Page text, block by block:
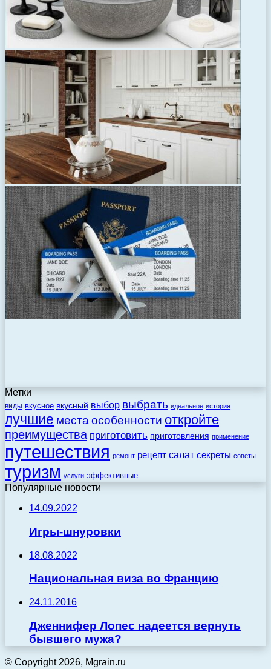
Метки
виды вкусное вкусный выбор выбрать идеальное история
лучшие места особенности откройте
преимущества приготовить приготовления применение
путешествия ремонт рецепт салат секреты советы
туризм услуги эффективные
Популярные новости
14.09.2022
Игры-шнуровки
18.08.2022
Национальная виза во Францию
24.11.2016
Дженнифер Лопес надеется вернуть
бывшего мужа?
© Copyright 2026, Mgrain.ru